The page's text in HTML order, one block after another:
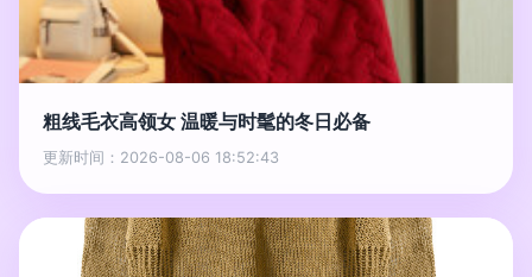
粗线毛衣高领女 温暖与时髦的冬日必备
更新时间：2026-08-06 18:52:43